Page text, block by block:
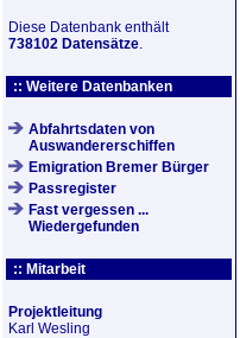
Diese Datenbank enthält
738102 Datensätze.
:: Weitere Datenbanken
Abfahrtsdaten von
Auswandererschiffen
Emigration Bremer Bürger
Passregister
Fast vergessen ...
Wiedergefunden
:: Mitarbeit
Projektleitung
Karl Wesling